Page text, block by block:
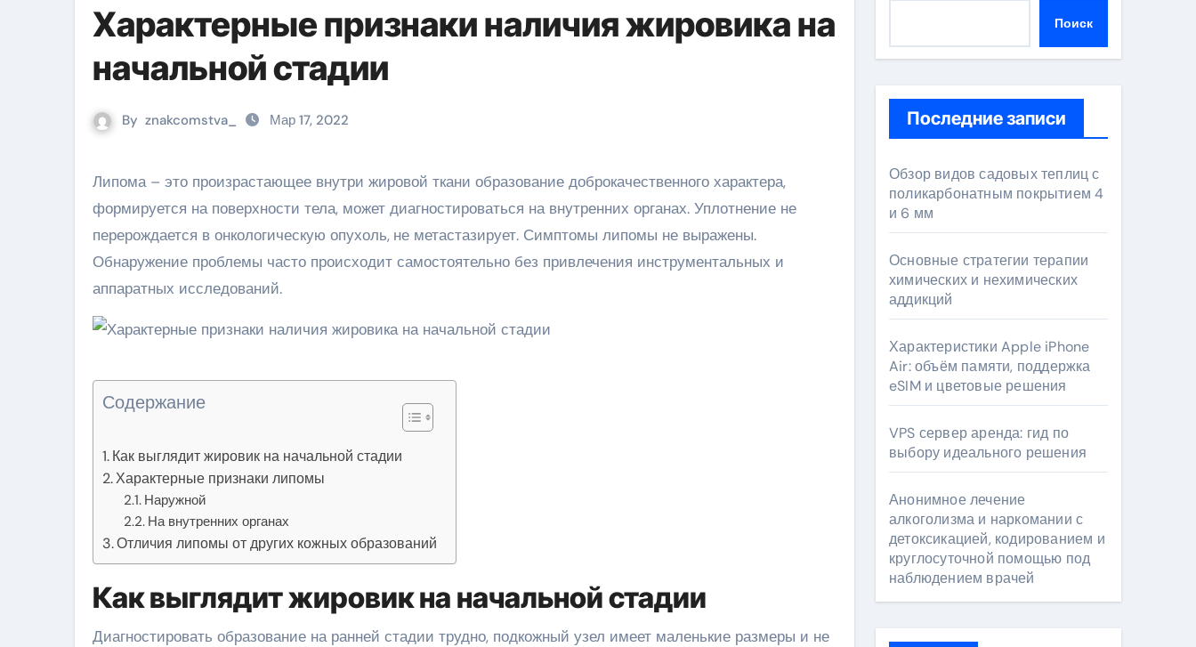
Характерные признаки наличия жировика на
начальной стадии
By znakcomstva_ Мар 17, 2022
Липома – это произрастающее внутри жировой ткани образование доброкачественного характера,
формируется на поверхности тела, может диагностироваться на внутренних органах. Уплотнение не
перерождается в онкологическую опухоль, не метастазирует. Симптомы липомы не выражены.
Обнаружение проблемы часто происходит самостоятельно без привлечения инструментальных и
аппаратных исследований.
Содержание
Как выглядит жировик на начальной стадии
Характерные признаки липомы
Наружной
На внутренних органах
Отличия липомы от других кожных образований
Как выглядит жировик на начальной стадии
Диагностировать образование на ранней стадии трудно, подкожный узел имеет маленькие размеры и не
Поиск
Последние записи
Обзор видов садовых теплиц с
поликарбонатным покрытием 4
и 6 мм
Основные стратегии терапии
химических и нехимических
аддикций
Характеристики Apple iPhone
Air: объём памяти, поддержка
eSIM и цветовые решения
VPS сервер аренда: гид по
выбору идеального решения
Анонимное лечение
алкоголизма и наркомании с
детоксикацией, кодированием и
круглосуточной помощью под
наблюдением врачей